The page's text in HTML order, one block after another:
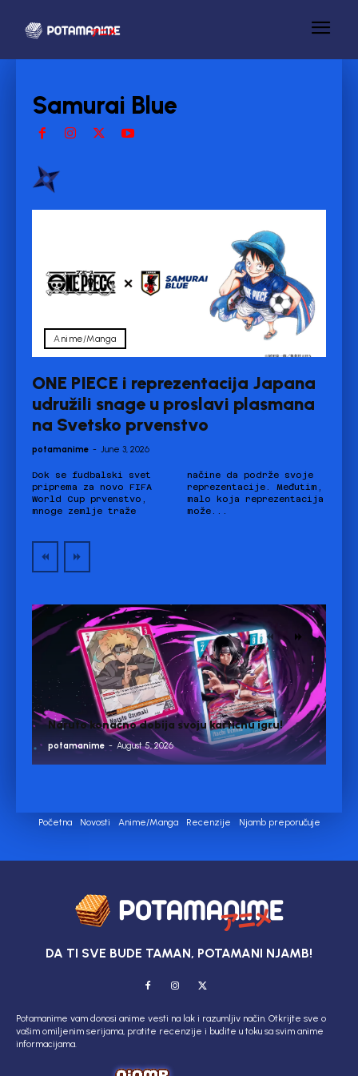
Samurai Blue
Anime/Manga
ONE PIECE i reprezentacija Japana
udružili snage u proslavi plasmana
na Svetsko prvenstvo
potamanime - June 3, 2026
Dok se fudbalski svet
priprema za novo FIFA
World Cup prvenstvo,
mnoge zemlje traže
načine da podrže svoje
reprezentacije. Međutim,
malo koja reprezentacija
može...
Naruto konačno dobija svoju kartičnu igru!
potamanime - August 5, 2026
Početna Novosti Anime/Manga Recenzije Njamb preporučuje
DA TI SVE BUDE TAMAN, POTAMANI NJAMB!
Potamanime vam donosi anime vesti na lak i razumljiv način. Otkrijte sve o
vašim omiljenim serijama, pratite recenzije i budite u toku sa svim anime
informacijama.